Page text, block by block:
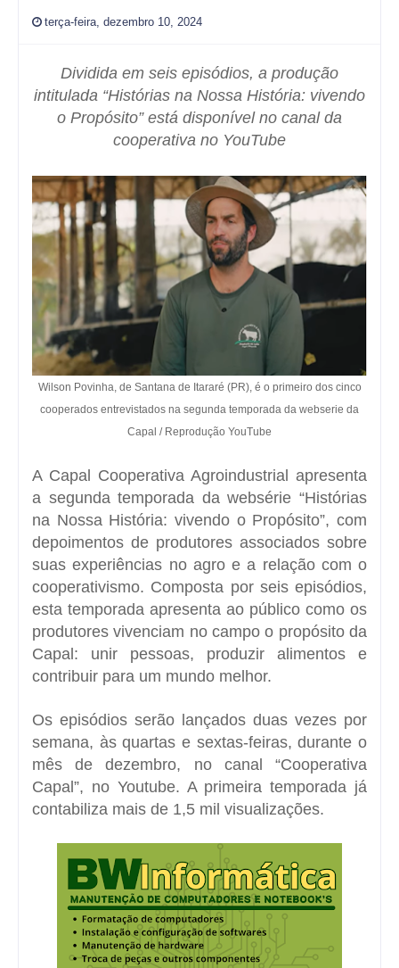
terça-feira, dezembro 10, 2024
Dividida em seis episódios, a produção
intitulada “Histórias na Nossa História: vivendo
o Propósito” está disponível no canal da
cooperativa no YouTube
Wilson Povinha, de Santana de Itararé (PR), é o primeiro dos cinco
cooperados entrevistados na segunda temporada da webserie da
Capal / Reprodução YouTube
A Capal Cooperativa Agroindustrial apresenta
a segunda temporada da websérie “Histórias
na Nossa História: vivendo o Propósito”, com
depoimentos de produtores associados sobre
suas experiências no agro e a relação com o
cooperativismo. Composta por seis episódios,
esta temporada apresenta ao público como os
produtores vivenciam no campo o propósito da
Capal: unir pessoas, produzir alimentos e
contribuir para um mundo melhor.
Os episódios serão lançados duas vezes por
semana, às quartas e sextas-feiras, durante o
mês de dezembro, no canal “Cooperativa
Capal”, no Youtube. A primeira temporada já
contabiliza mais de 1,5 mil visualizações.